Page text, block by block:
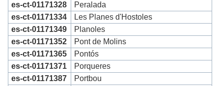
es-ct-01171328
Peralada
es-ct-01171334
Les Planes d'Hostoles
es-ct-01171349
Planoles
es-ct-01171352
Pont de Molins
es-ct-01171365
Pontós
es-ct-01171371
Porqueres
es-ct-01171387
Portbou